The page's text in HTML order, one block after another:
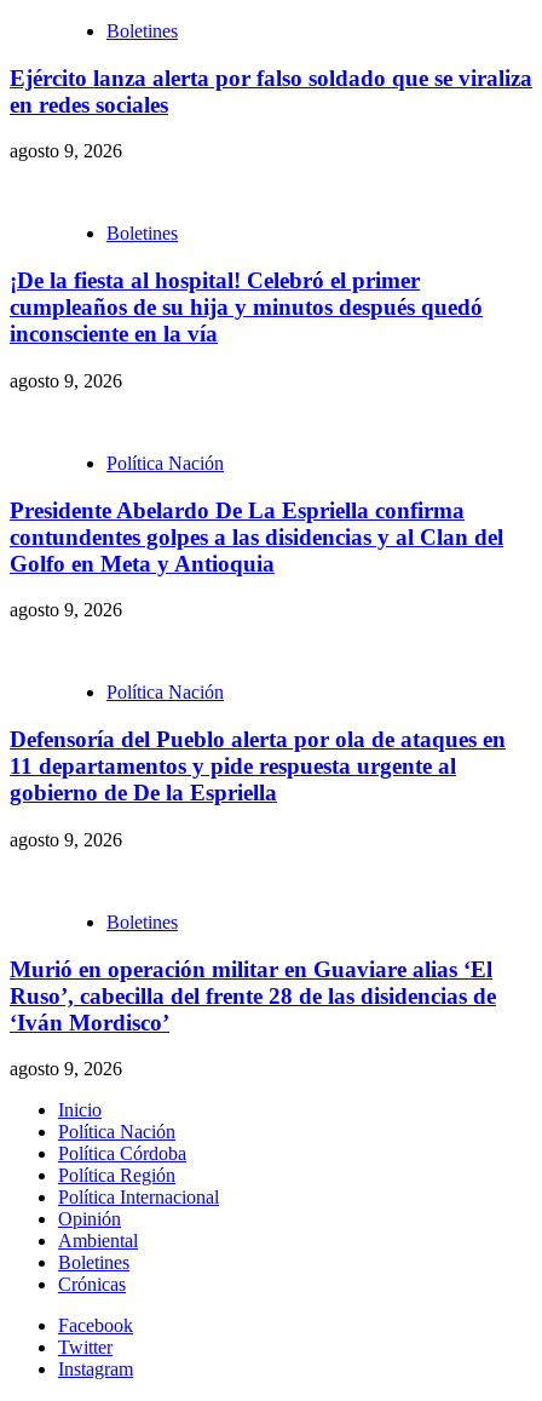
Boletines
Ejército lanza alerta por falso soldado que se viraliza
en redes sociales
agosto 9, 2026
Boletines
¡De la fiesta al hospital! Celebró el primer
cumpleaños de su hija y minutos después quedó
inconsciente en la vía
agosto 9, 2026
Política Nación
Presidente Abelardo De La Espriella confirma
contundentes golpes a las disidencias y al Clan del
Golfo en Meta y Antioquia
agosto 9, 2026
Política Nación
Defensoría del Pueblo alerta por ola de ataques en
11 departamentos y pide respuesta urgente al
gobierno de De la Espriella
agosto 9, 2026
Boletines
Murió en operación militar en Guaviare alias ‘El
Ruso’, cabecilla del frente 28 de las disidencias de
‘Iván Mordisco’
agosto 9, 2026
Inicio
Política Nación
Política Córdoba
Política Región
Política Internacional
Opinión
Ambiental
Boletines
Crónicas
Facebook
Twitter
Instagram